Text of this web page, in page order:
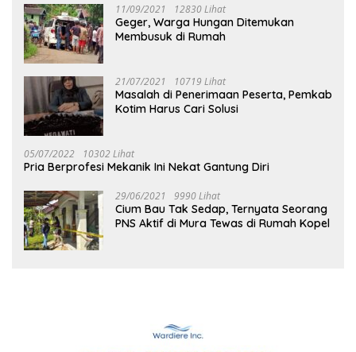
11/09/2021 12830 Lihat
Geger, Warga Hungan Ditemukan
Membusuk di Rumah
21/07/2021 10719 Lihat
Masalah di Penerimaan Peserta, Pemkab
Kotim Harus Cari Solusi
05/07/2022 10302 Lihat
Pria Berprofesi Mekanik Ini Nekat Gantung Diri
29/06/2021 9990 Lihat
Cium Bau Tak Sedap, Ternyata Seorang
PNS Aktif di Mura Tewas di Rumah Kopel